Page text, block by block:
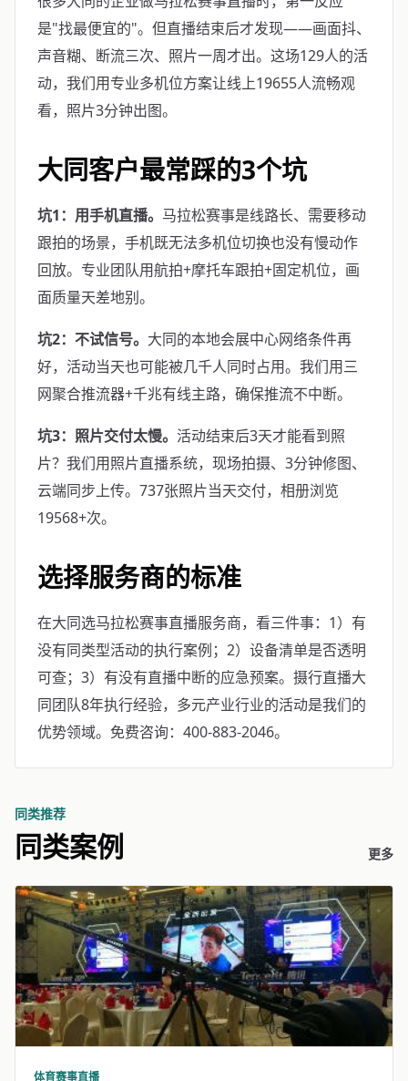
是"找最便宜的"。但直播结束后才发现——画面抖、
声音糊、断流三次、照片一周才出。这场129人的活
动，我们用专业多机位方案让线上19655人流畅观
看，照片3分钟出图。
大同客户最常踩的3个坑
坑1：用手机直播。 马拉松赛事是线路长、需要移动
跟拍的场景，手机既无法多机位切换也没有慢动作
回放。专业团队用航拍+摩托车跟拍+固定机位，画
面质量天差地别。
坑2：不试信号。 大同的本地会展中心网络条件再
好，活动当天也可能被几千人同时占用。我们用三
网聚合推流器+千兆有线主路，确保推流不中断。
坑3：照片交付太慢。 活动结束后3天才能看到照
片？我们用照片直播系统，现场拍摄、3分钟修图、
云端同步上传。737张照片当天交付，相册浏览
19568+次。
选择服务商的标准
在大同选马拉松赛事直播服务商，看三件事：1）有
没有同类型活动的执行案例；2）设备清单是否透明
可查；3）有没有直播中断的应急预案。摄行直播大
同团队8年执行经验，多元产业行业的活动是我们的
优势领域。免费咨询：400-883-2046。
同类推荐
同类案例 更多
体育赛事直播